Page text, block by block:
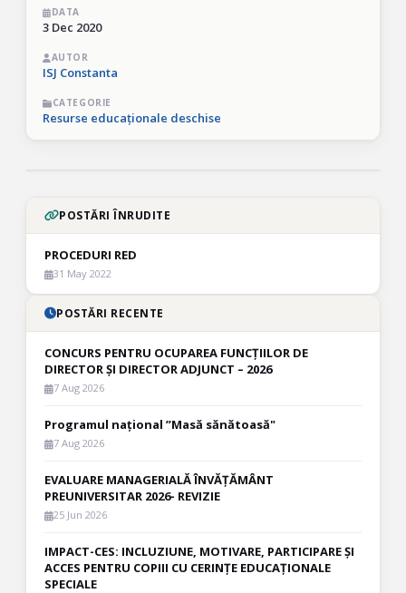
DATA
3 Dec 2020
AUTOR
ISJ Constanta
CATEGORIE
Resurse educaționale deschise
POSTĂRI ÎNRUDITE
PROCEDURI RED
31 May 2022
POSTĂRI RECENTE
CONCURS PENTRU OCUPAREA FUNCȚIILOR DE
DIRECTOR ȘI DIRECTOR ADJUNCT – 2026
7 Aug 2026
Programul național ”Masă sănătoasă"
7 Aug 2026
EVALUARE MANAGERIALĂ ÎNVĂȚĂMÂNT
PREUNIVERSITAR 2026- REVIZIE
25 Jun 2026
IMPACT-CES: INCLUZIUNE, MOTIVARE, PARTICIPARE ȘI
ACCES PENTRU COPIII CU CERINȚE EDUCAȚIONALE
SPECIALE